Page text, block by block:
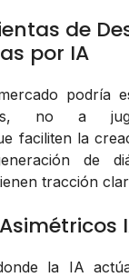
de
por IA
podría
no a
faciliten la
de
tracción
la IA